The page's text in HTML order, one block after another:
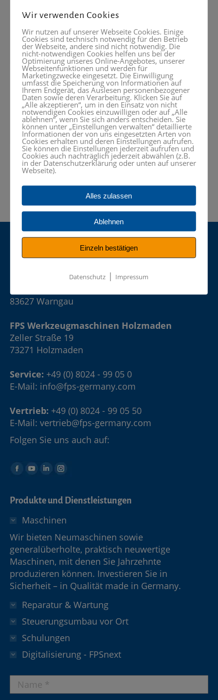
FP50 CC 2813 mit CNC-Steuerung Bettmaschine / X-
1200mm
DECKEL Dialog 11
HEIDENHAIN TNC 320
SIEMENS 840 D SL
Kontakt:
FPS Werkzeugmaschinen Warngau
83627 Warngau
FPS Werkzeugmaschinen Holzmaden
Zeller Straße 19
73271 Holzmaden
Service: +49 (0) 8024 - 99 05 0
E-Mail: info@fps-germany.com
Vertrieb: +49 (0) 8024 - 99 05 50
E-Mail: vertrieb@fps-germany.com
Folgen Sie uns auch auf:
Produkte und Dienstleistungen
Maschinen
Wir bieten Neumaschinen sowie
generalüberholte, praktisch neuwertige
Maschinen, mit denen Sie Jahrzehnte
produzieren können. Investieren Sie in
Sicherheit – in Qualität made in Germany.
Reparatur & Wartung
Steuerungsumbau vor Ort
Schulungen
Digitalisierung - FPSnext
Wir verwenden Cookies
Wir nutzen auf unserer Webseite Cookies. Einige
Cookies sind technisch notwendig für den Betrieb
der Webseite, andere sind nicht notwendig. Die
nicht-notwendigen Cookies helfen uns bei der
Optimierung unseres Online-Angebotes, unserer
Webseitenfunktionen und werden für
Marketingzwecke eingesetzt. Die Einwilligung
umfasst die Speicherung von Informationen auf
Ihrem Endgerät, das Auslesen personenbezogener
Daten sowie deren Verarbeitung. Klicken Sie auf
„Alle akzeptieren“, um in den Einsatz von nicht
notwendigen Cookies einzuwilligen oder auf „Alle
ablehnen“, wenn Sie sich anders entscheiden. Sie
können unter „Einstellungen verwalten“ detaillierte
Informationen der von uns eingesetzten Arten von
Cookies erhalten und deren Einstellungen aufrufen.
Sie können die Einstellungen jederzeit aufrufen und
Cookies auch nachträglich jederzeit abwählen (z.B.
in der Datenschutzerklärung oder unten auf unserer
Webseite).
Alles zulassen
Ablehnen
Einzeln bestätigen
Datenschutz | Impressum